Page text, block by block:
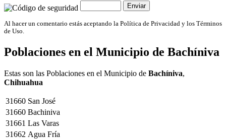
Al hacer un comentario estás aceptando la Política de Privacidad y los Términos
de Uso.
Poblaciones en el Municipio de Bachíniva
Estas son las Poblaciones en el Municipio de Bachíniva,
Chihuahua
31660 San José
31660 Bachiniva
31661 Las Varas
31662 Agua Fría